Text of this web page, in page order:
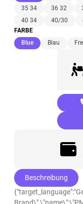
35 34
36 32
40 34
40/30
FARBE
Blue(ausgewählt)
Blau
Beschreibung